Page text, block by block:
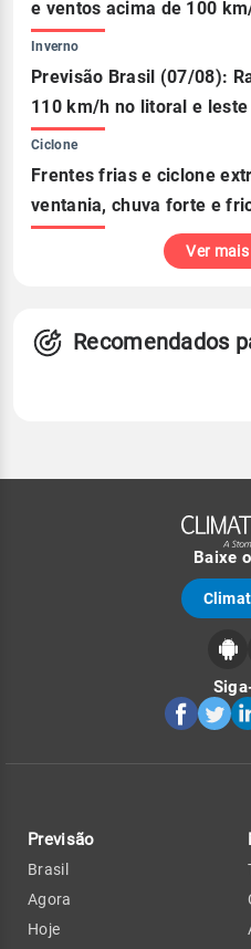
e ventos acima de 100
Inverno
Previsão Brasil (07/08):
110 km/h no litoral e leste
Ciclone
Frentes frias e ciclone
ventania, chuva forte e
Ver
Recomendados
Baixe
Previsão
Brasil
Agora
Hoje